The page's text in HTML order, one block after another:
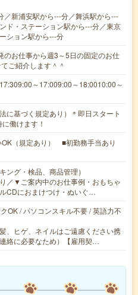
／新浦安駅から---分／舞浜駅から---
ド・ステーション駅から---分／東京
ション駅から---分
のお仕事から週3～5日の固定のお仕
ご紹介します＾＾
～17:009:00～18:0010:00～
に基づく規定あり）＊即日スタート
働けます！
（規定あり） ■初勤務手当あり
ング・検品、商品管理）
／▼ご案内中のお仕事例・おもちゃ
CDにおまけつけ・ぬいぐ…
OK / パソコンスキル不要 / 英語力不
、ヒゲ、ネイルはご遠慮ください携
絡に必要なため）【雇用契…